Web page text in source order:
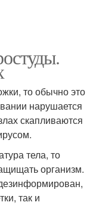
то обычно это
нарушается
скапливаются
тела, то
организм.
так и